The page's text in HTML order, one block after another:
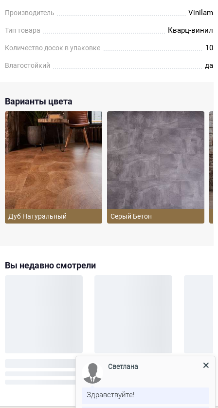
Производитель Vinilam
Тип товара Кварц-винил
Количество досок в упаковке 10
Влагостойкий да
Варианты цвета
Дуб Натуральный Серый Бетон
Вы недавно смотрели
Светлана
Здравствуйте!